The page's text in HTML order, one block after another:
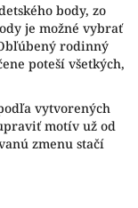
body, zo
je možné vybrať
rodinný
poteší všetkých,
vytvorených
motív už od
zmenu stačí